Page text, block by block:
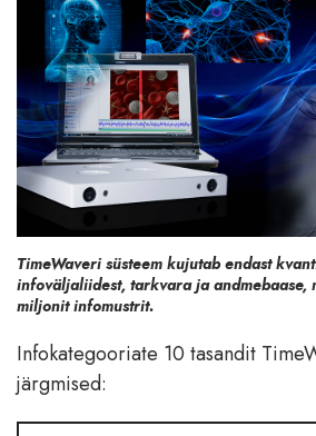
TimeWaveri süsteem kujutab endast
infoväljaliidest, tarkvara ja andmebaase,
miljonit infomustrit.
Infokategooriate 10 tasandit
järgmised: